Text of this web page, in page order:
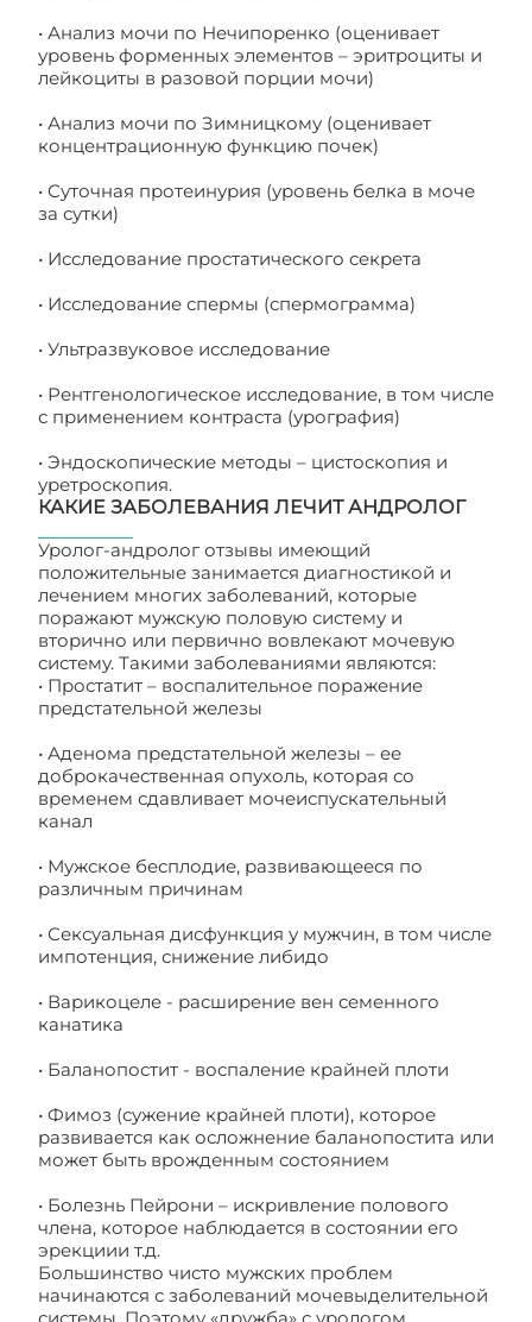
• Анализ мочи по Нечипоренко (оценивает
уровень форменных элементов – эритроциты и
лейкоциты в разовой порции мочи)
• Анализ мочи по Зимницкому (оценивает
концентрационную функцию почек)
• Суточная протеинурия (уровень белка в моче
за сутки)
• Исследование простатического секрета
• Исследование спермы (спермограмма)
• Ультразвуковое исследование
• Рентгенологическое исследование, в том числе
с применением контраста (урография)
• Эндоскопические методы – цистоскопия и
уретроскопия.
КАКИЕ ЗАБОЛЕВАНИЯ ЛЕЧИТ АНДРОЛОГ
Уролог-андролог отзывы имеющий
положительные занимается диагностикой и
лечением многих заболеваний, которые
поражают мужскую половую систему и
вторично или первично вовлекают мочевую
систему. Такими заболеваниями являются:
• Простатит – воспалительное поражение
предстательной железы
• Аденома предстательной железы – ее
доброкачественная опухоль, которая со
временем сдавливает мочеиспускательный
канал
• Мужское бесплодие, развивающееся по
различным причинам
• Сексуальная дисфункция у мужчин, в том числе
импотенция, снижение либидо
• Варикоцеле - расширение вен семенного
канатика
• Баланопостит - воспаление крайней плоти
• Фимоз (сужение крайней плоти), которое
развивается как осложнение баланопостита или
может быть врожденным состоянием
• Болезнь Пейрони – искривление полового
члена, которое наблюдается в состоянии его
эрекциии т.д.
Большинство чисто мужских проблем
начинаются с заболеваний мочевыделительной